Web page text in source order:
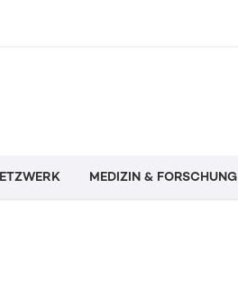
MEDIZIN & FORSCHUNG